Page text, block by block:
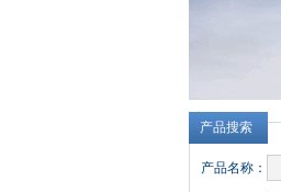
产品搜索
产品名称：